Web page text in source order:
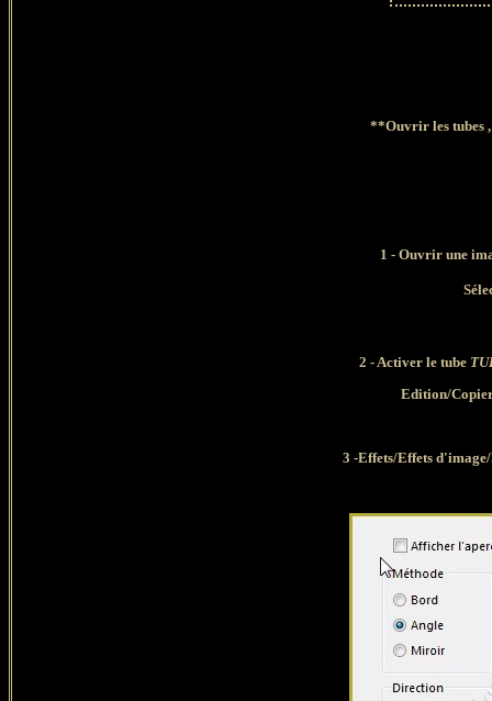
**Ouvrir les tubes
1 -Ouvrir une
2 - Activer le tube
Edition/
3 -Effets/Effets